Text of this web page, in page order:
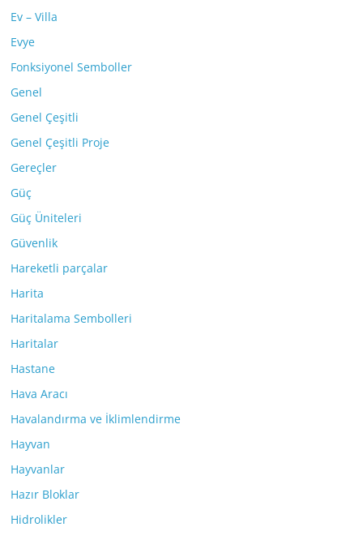
Ev – Villa
Evye
Fonksiyonel Semboller
Genel
Genel Çeşitli
Genel Çeşitli Proje
Gereçler
Güç
Güç Üniteleri
Güvenlik
Hareketli parçalar
Harita
Haritalama Sembolleri
Haritalar
Hastane
Hava Aracı
Havalandırma ve İklimlendirme
Hayvan
Hayvanlar
Hazır Bloklar
Hidrolikler